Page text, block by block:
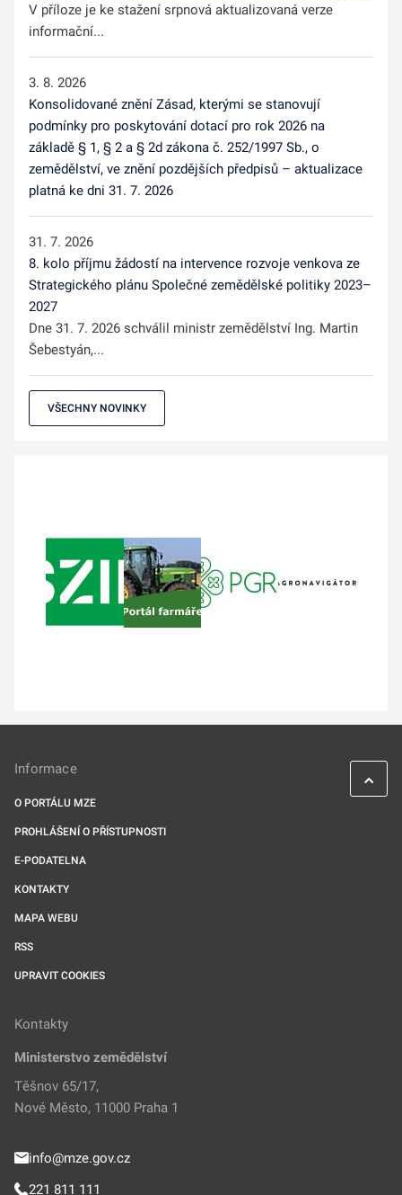
V příloze je ke stažení srpnová aktualizovaná verze
informační...
3. 8. 2026
Konsolidované znění Zásad, kterými se stanovují
podmínky pro poskytování dotací pro rok 2026 na
základě § 1, § 2 a § 2d zákona č. 252/1997 Sb., o
zemědělství, ve znění pozdějších předpisů – aktualizace
platná ke dni 31. 7. 2026
31. 7. 2026
8. kolo příjmu žádostí na intervence rozvoje venkova ze
Strategického plánu Společné zemědělské politiky 2023–
2027
Dne 31. 7. 2026 schválil ministr zemědělství Ing. Martin
Šebestyán,...
VŠECHNY NOVINKY
Informace
O PORTÁLU MZE
PROHLÁŠENÍ O PŘÍSTUPNOSTI
E-PODATELNA
KONTAKTY
MAPA WEBU
RSS
UPRAVIT COOKIES
Kontakty
Ministerstvo zemědělství
Těšnov 65/17,
Nové Město, 11000 Praha 1
info@mze.gov.cz
221 811 111